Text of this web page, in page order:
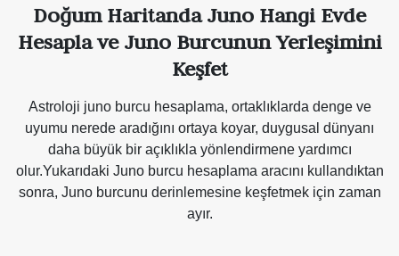
Doğum Haritanda Juno Hangi Evde
Hesapla ve Juno Burcunun Yerleşimini
Keşfet
Astroloji juno burcu hesaplama, ortaklıklarda denge ve
uyumu nerede aradığını ortaya koyar, duygusal dünyanı
daha büyük bir açıklıkla yönlendirmene yardımcı
olur.Yukarıdaki Juno burcu hesaplama aracını kullandıktan
sonra, Juno burcunu derinlemesine keşfetmek için zaman
ayır.